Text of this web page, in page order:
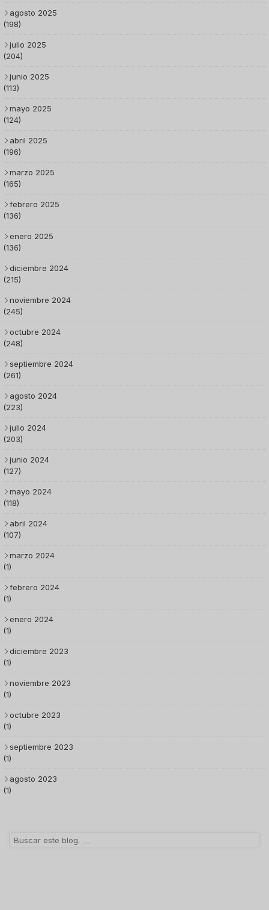
agosto 2025
(198)
julio 2025
(204)
junio 2025
(113)
mayo 2025
(124)
abril 2025
(196)
marzo 2025
(165)
febrero 2025
(136)
enero 2025
(136)
diciembre 2024
(215)
noviembre 2024
(245)
octubre 2024
(248)
septiembre 2024
(261)
agosto 2024
(223)
julio 2024
(203)
junio 2024
(127)
mayo 2024
(118)
abril 2024
(107)
marzo 2024
(1)
febrero 2024
(1)
enero 2024
(1)
diciembre 2023
(1)
noviembre 2023
(1)
octubre 2023
(1)
septiembre 2023
(1)
agosto 2023
(1)